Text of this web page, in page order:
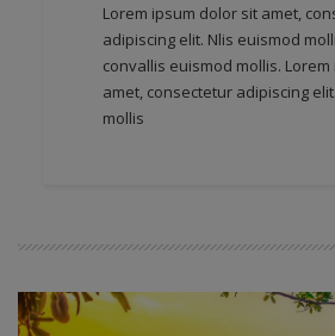
Lorem ipsum dolor sit amet,
adipiscing elit. Nlis euismod
convallis euismod mollis.
amet, consectetur adipiscing
mollis